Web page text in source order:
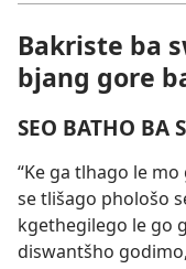
Bakriste ba
bjang gore
SEO BATHO BA
“Ke ga tlhago le
se tlišago phološo
kgethegilego le go
diswantšho